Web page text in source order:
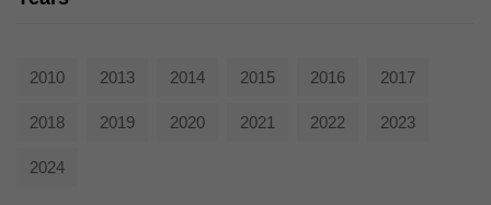
2010 2013 2014 2015 2016 2017
2018 2019 2020 2021 2022 2023
2024
powered by Borlabs Cookie